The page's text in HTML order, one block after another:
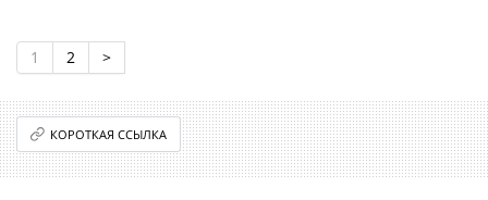
1 2 >
КОРОТКАЯ ССЫЛКА